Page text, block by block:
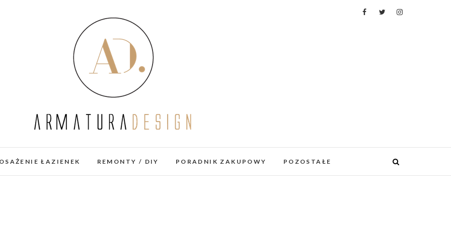
ŁAZIENEK REMONTY / DIY PORADNIK ZAKUPOWY POZOSTAŁE